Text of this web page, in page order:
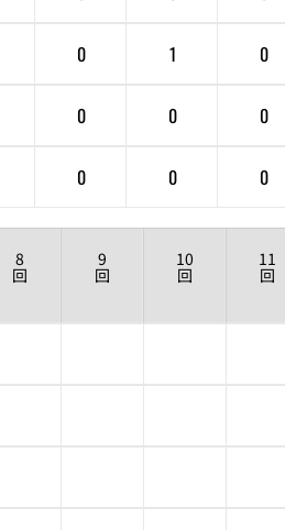
0 1 0
0 0 0
0 0 0
8
回
9
回
10
回
11
回